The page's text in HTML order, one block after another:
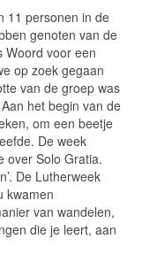
11 personen in de
genoten van de
Woord voor een
op zoek gegaan
van de groep was
het begin van de
om een beetje
De week
over Solo Gratia.
De Lutherweek
kwamen
van wandelen,
die je leert, aan